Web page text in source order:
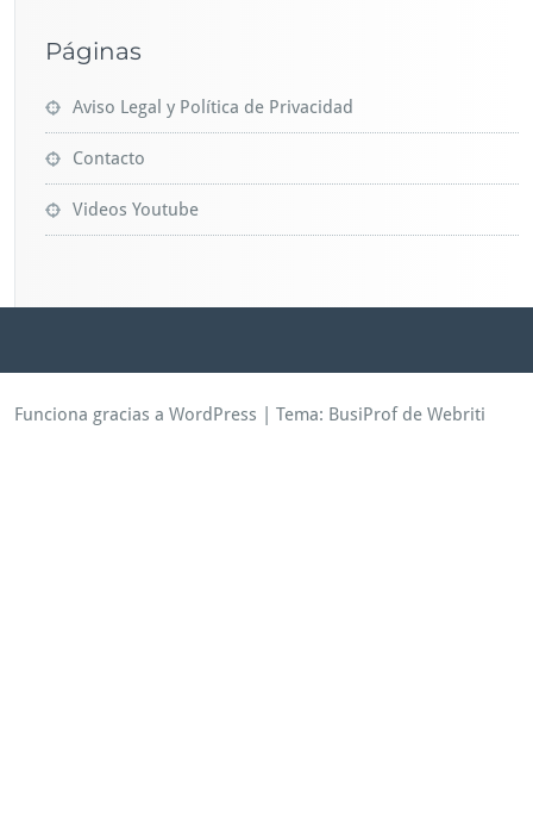
Páginas
Aviso Legal y Política de Privacidad
Contacto
Videos Youtube
Funciona gracias a WordPress | Tema: BusiProf de Webriti